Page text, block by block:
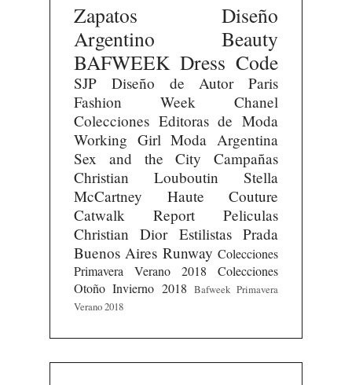
Zapatos
Diseño
Argentino
Beauty
BAFWEEK Dress Code
SJP Diseño de Autor
Paris
Fashion Week
Chanel
Colecciones Editoras de Moda
Working Girl Moda Argentina
Sex and the City
Campañas
Christian Louboutin
Stella
McCartney
Haute Couture
Catwalk Report
Peliculas
Christian Dior Estilistas Prada
Buenos Aires Runway Colecciones
Primavera Verano 2018
Colecciones
Otoño Invierno 2018 Bafweek Primavera
Verano 2018